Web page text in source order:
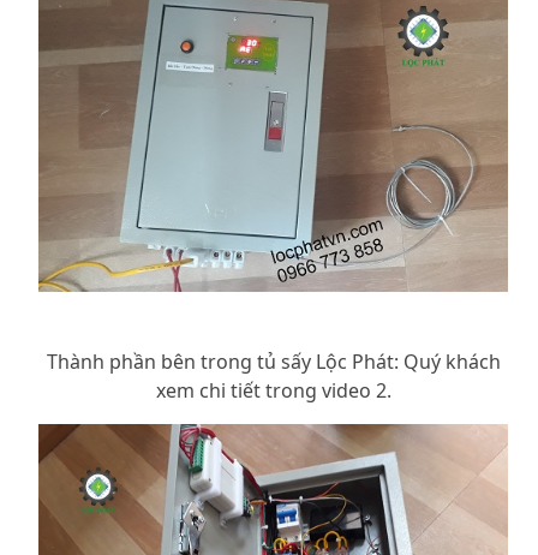
Thành phần bên trong tủ sấy Lộc Phát: Quý khách
xem chi tiết trong video 2.